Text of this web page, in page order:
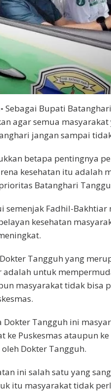
Sebagai Bupati
agar semua
jangan sampai
betapa pentingnya
kesehatan itu adalah
Batanghari
semenjak Fadhil-Bakhtiar
kesehatan
Tangguh yang
adalah untuk
masyarakat tidak bisa
Dokter Tangguh ini
ke Puskesmas ataupun
Dokter Tangguh.
ini salah satu yang
itu masyarakat tidak